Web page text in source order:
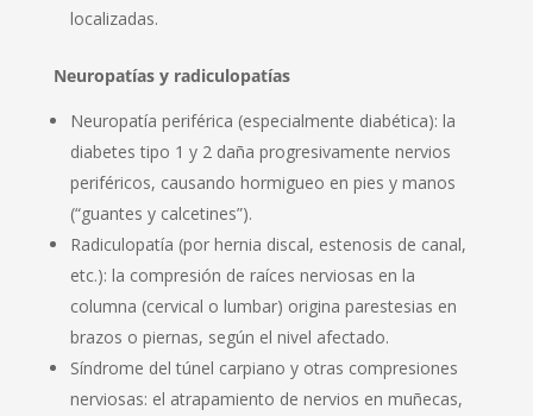
localizadas.
Neuropatías y radiculopatías
Neuropatía periférica (especialmente diabética): la
diabetes tipo 1 y 2 daña progresivamente nervios
periféricos, causando hormigueo en pies y manos
(“guantes y calcetines”).
Radiculopatía (por hernia discal, estenosis de canal,
etc.): la compresión de raíces nerviosas en la
columna (cervical o lumbar) origina parestesias en
brazos o piernas, según el nivel afectado.
Síndrome del túnel carpiano y otras compresiones
nerviosas: el atrapamiento de nervios en muñecas,